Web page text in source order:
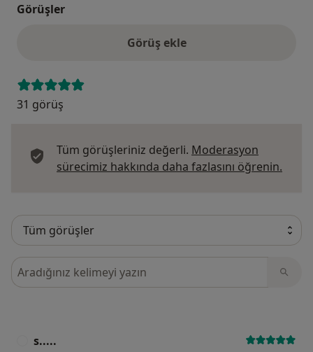
Görüşler
Görüş ekle
31 görüş
Tüm görüşleriniz değerli. Moderasyon
sürecimiz hakkında daha fazlasını öğrenin.
Görüşler içerisinde ara
s.....